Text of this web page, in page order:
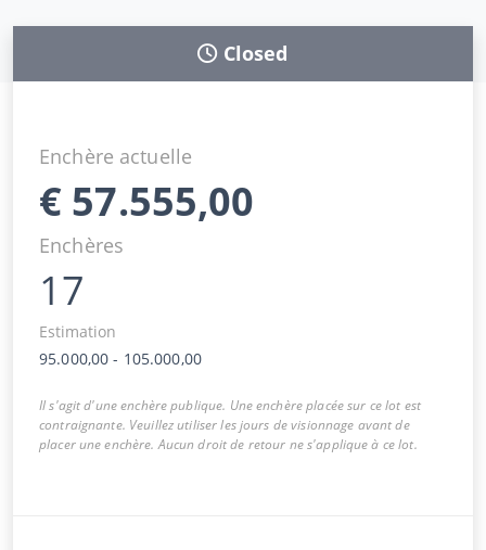
Closed
Enchère actuelle
€ 57.555,00
Enchères
17
Estimation
95.000,00 - 105.000,00
Il s'agit d'une enchère publique. Une enchère placée sur ce lot est
contraignante. Veuillez utiliser les jours de visionnage avant de
placer une enchère. Aucun droit de retour ne s'applique à ce lot.